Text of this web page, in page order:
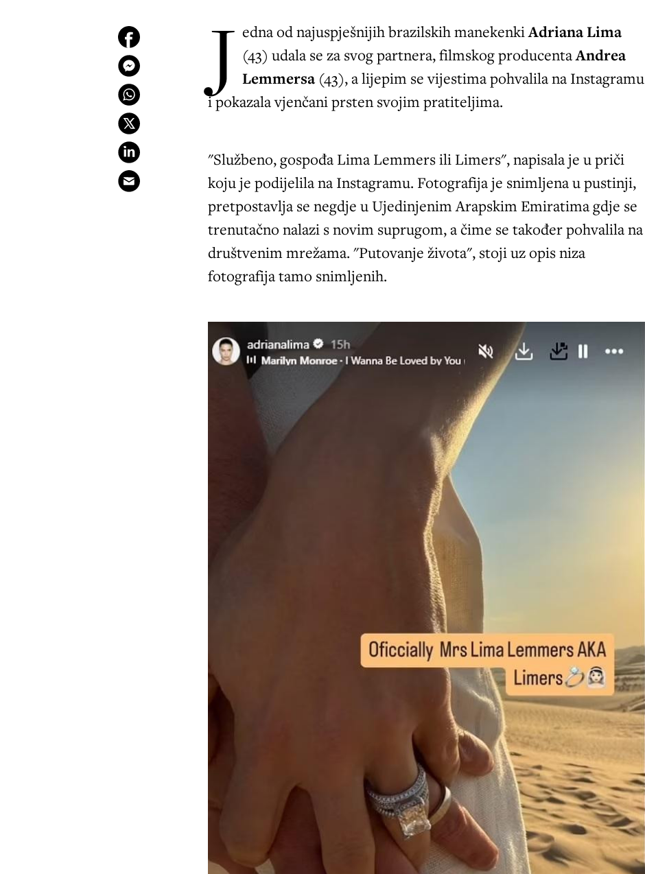
J edna od najuspješnijih brazilskih manekenkiAdriana Lima
(43) udala se za svog partnera, filmskog producentaAndrea
Lemmersa (43), a lijepim se vijestima pohvalila na Instagramu
i pokazala vjenčani prsten svojim pratiteljima.
"Službeno, gospođa Lima Lemmers ili Limers", napisala je u priči
koju je podijelila na Instagramu. Fotografija je snimljena u pustinji,
pretpostavlja se negdje u Ujedinjenim Arapskim Emiratima gdje se
trenutačno nalazi s novim suprugom, a čime se također pohvalila na
društvenim mrežama. "Putovanje života", stoji uz opis niza
fotografija tamo snimljenih.